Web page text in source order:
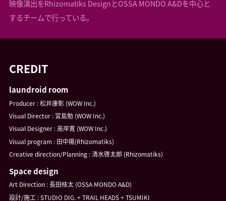
映像演出をRhizomatiks DesignとOSSA MONDO A&Dを中心と
するチームで行っている。
CREDIT
laundroid room
Producer : 松井康彰 (WOW Inc.)
Visual Director : 宮島勉 (WOW Inc.)
Visual Designer : 高岸寛 (WOW Inc.)
Visual program : 田中陽(Rhizomatiks)
Creative direction/Planning : 清水啓太郎 (Rhizomatiks)
Space design
Art Direction : 長田桂太 (OSSA MONDO A&D)
設計/施工 : STUDIO DIG. + TRAIL HEADS + TSUMIKI